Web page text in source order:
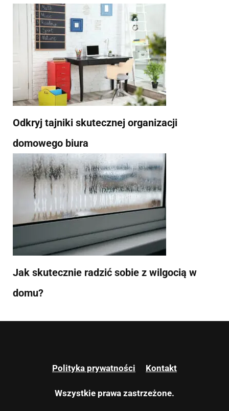
Odkryj tajniki skutecznej organizacji
domowego biura
Jak skutecznie radzić sobie z wilgocią w
domu?
Polityka prywatności Kontakt
Wszystkie prawa zastrzeżone.